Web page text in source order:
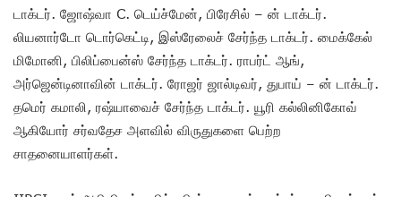
டாக்டர். ஜோஷ்வா C. டெய்ச்மேன், பிரேசில் – ன் டாக்டர்.
லியனார்டோ டொர்கெட்டி, இஸ்ரேலைச் சேர்ந்த டாக்டர். மைக்கேல்
மிமோனி, பிலிப்பைன்ஸ் சேர்ந்த டாக்டர். ராபர்ட் ஆங்,
அர்ஜென்டினாவின் டாக்டர். ரோஜர் ஜால்டிவர், துபாய் – ன் டாக்டர்.
தமெர் கமாலி, ரஷ்யாவைச் சேர்ந்த டாக்டர். யூரி கல்லினிகோவ்
ஆகியோர் சர்வதேச அளவில் விருதுகளை பெற்ற
சாதனையாளர்கள்.